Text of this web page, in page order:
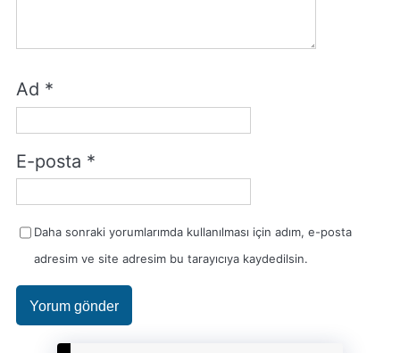
Ad *
E-posta *
Daha sonraki yorumlarımda kullanılması için adım, e-posta
adresim ve site adresim bu tarayıcıya kaydedilsin.